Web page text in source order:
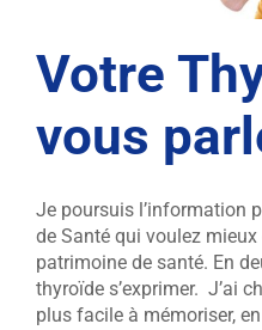
Votre
vous
Je poursuis l’information
de Santé qui voulez
patrimoine de santé. En
thyroïde s’exprimer. J’ai
plus facile à mémoriser,